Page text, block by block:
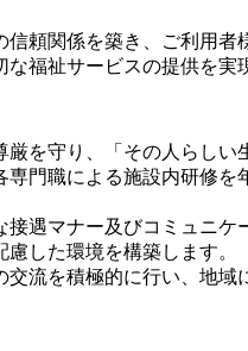
頼関係を築き、ご利用者
福祉サービスの提供を実
を守り、「その人らしい
専門職による施設内研修
接遇マナー及びコミュニ
した環境を構築します。
流を積極的に行い、地域